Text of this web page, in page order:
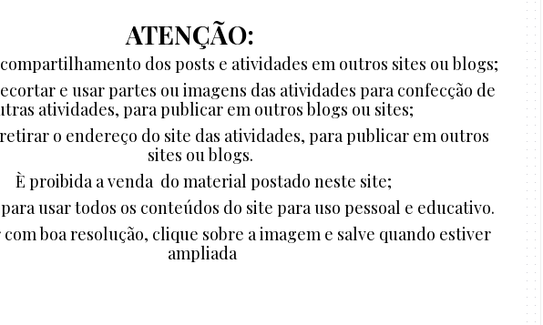
ATENÇÃO:
dos posts e atividades em outros sites ou blogs;
e usar partes ou imagens das atividades para confecção de
atividades, para publicar em outros blogs ou sites;
o endereço do site das atividades, para publicar em outros
sites ou blogs.
È proibida a venda do material postado neste site;
usar todos os conteúdos do site para uso pessoal e educativo.
com boa resolução, clique sobre a imagem e salve quando estiver
ampliada